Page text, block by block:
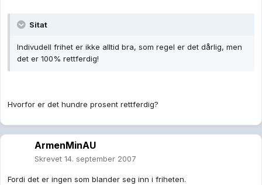
Sitat
Indivudell frihet er ikke alltid bra, som regel er det dårlig, men
det er 100% rettferdig!
Hvorfor er det hundre prosent rettferdig?
ArmenMinAU
Skrevet 14. september 2007
Fordi det er ingen som blander seg inn i friheten.